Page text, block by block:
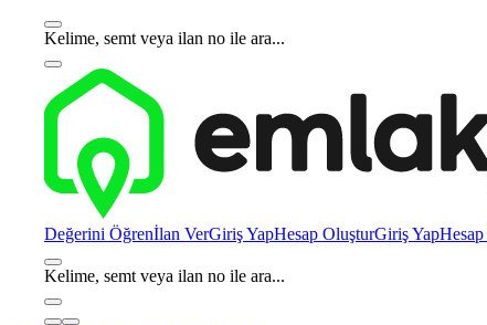
Kelime, semt veya ilan no ile ara...
Değerini Öğrenİlan VerGiriş YapHesap OluşturGiriş Yap
Kelime, semt veya ilan no ile ara...